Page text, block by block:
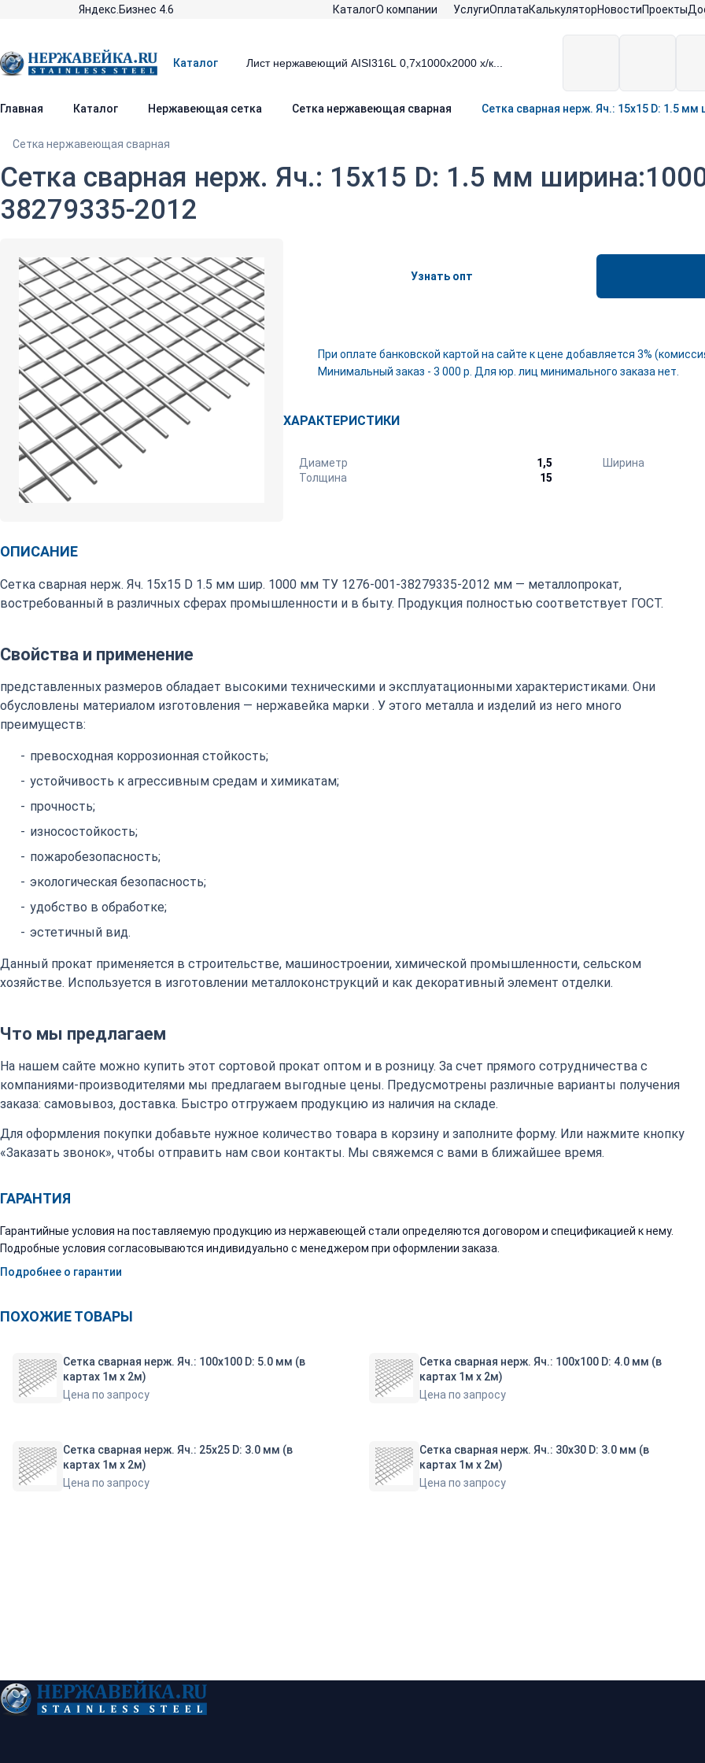
Яндекс.Бизнес 4.6 КаталогО компании УслугиОплатаКалькуляторНовостиПроекты
Каталог
Главная Каталог Нержавеющая сетка Сетка нержавеющая сварная Сетка сварная нерж. Яч.: 15х15 D: 1.5
Сетка нержавеющая сварная
Сетка сварная нерж. Яч.: 15х15 D: 1.5 мм
38279335-2012
Узнать опт
При оплате банковской картой на сайте к цене добавляется 3%
Минимальный заказ - 3 000 р. Для юр. лиц минимального заказа нет.
ХАРАКТЕРИСТИКИ
Диаметр
1,5
Толщина
15
Ширина
ОПИСАНИЕ
Сетка сварная нерж. Яч. 15х15 D 1.5 мм шир. 1000 мм ТУ 1276-001-38279335-2012 мм — металлопрокат,
востребованный в различных сферах промышленности и в быту. Продукция полностью соответствует ГОСТ.
Свойства и применение
представленных размеров обладает высокими техническими и эксплуатационными характеристиками. Они
обусловлены материалом изготовления — нержавейка марки . У этого металла и изделий из него много
преимуществ:
превосходная коррозионная стойкость;
устойчивость к агрессивным средам и химикатам;
прочность;
износостойкость;
пожаробезопасность;
экологическая безопасность;
удобство в обработке;
эстетичный вид.
Данный прокат применяется в строительстве, машиностроении, химической промышленности, сельском
хозяйстве. Используется в изготовлении металлоконструкций и как декоративный элемент отделки.
Что мы предлагаем
На нашем сайте можно купить этот сортовой прокат оптом и в розницу. За счет прямого сотрудничества с
компаниями-производителями мы предлагаем выгодные цены. Предусмотрены различные варианты получения
заказа: самовывоз, доставка. Быстро отгружаем продукцию из наличия на складе.
Для оформления покупки добавьте нужное количество товара в корзину и заполните форму. Или нажмите кнопку
«Заказать звонок», чтобы отправить нам свои контакты. Мы свяжемся с вами в ближайшее время.
ГАРАНТИЯ
Гарантийные условия на поставляемую продукцию из нержавеющей стали определяются договором и спецификацией к нему.
Подробные условия согласовываются индивидуально с менеджером при оформлении заказа.
Подробнее о гарантии
ПОХОЖИЕ ТОВАРЫ
Сетка сварная нерж. Яч.: 100х100 D: 5.0 мм (в
картах 1м х 2м)
Цена по запросу
Сетка сварная нерж. Яч.: 100х100 D: 4.0 мм (в
картах 1м х 2м)
Цена по запросу
Сетка сварная нерж. Яч.: 25х25 D: 3.0 мм (в
картах 1м х 2м)
Цена по запросу
Сетка сварная нерж. Яч.: 30х30 D: 3.0 мм (в
картах 1м х 2м)
Цена по запросу